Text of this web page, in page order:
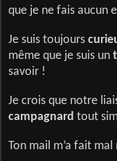
que je ne fais aucun
Je suis toujours
même que je suis un
savoir !
Je crois que notre
campagnard tout
Ton mail m’a fait